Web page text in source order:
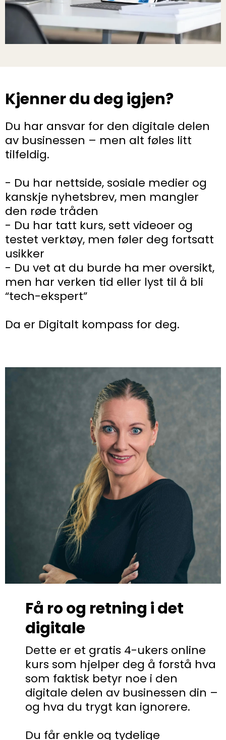
Kjenner du deg igjen?
Du har ansvar for den digitale delen
av businessen – men alt føles litt
tilfeldig.
- Du har nettside, sosiale medier og
kanskje nyhetsbrev, men mangler
den røde tråden
- Du har tatt kurs, sett videoer og
testet verktøy, men føler deg fortsatt
usikker
- Du vet at du burde ha mer oversikt,
men har verken tid eller lyst til å bli
“tech-ekspert”
Da er Digitalt kompass for deg.
Få ro og retning i det
digitale
Dette er et gratis 4-ukers online
kurs som hjelper deg å forstå hva
som faktisk betyr noe i den
digitale delen av businessen din –
og hva du trygt kan ignorere.
Du får enkle og tydelige